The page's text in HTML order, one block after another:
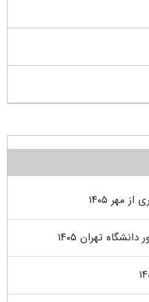
مهر ۱۴۰۵
تهران ۱۴۰۵